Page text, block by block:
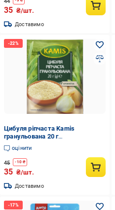
35 ₴/шт.
Доставимо
Цибуля ріпчаста Kamis
гранульована 20 г
(5900084255158)
оцінити
45 -10 ₴
35 ₴/шт.
Доставимо